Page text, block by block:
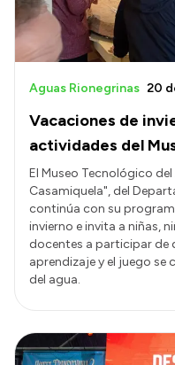
Vacaciones de
actividades del
Aguas Rionegrinas 20
El Museo Tecnológico
Casamiquela", del
continúa con su
invierno e invita a niñas,
docentes a participar de
aprendizaje y el juego
del agua.